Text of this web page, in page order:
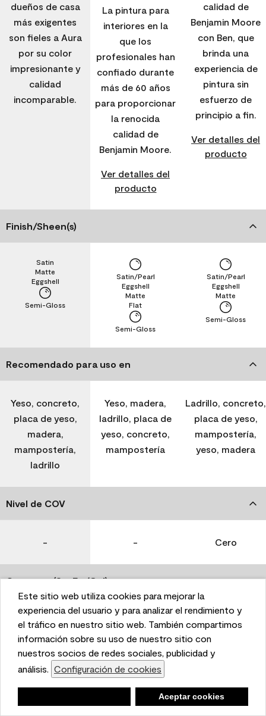
This website uses cookies to enhance user experience
and to analyze performance and traffic on our website.
We also share information about your use of our site
with our social media, advertising, and analytics
partners. Cookie Settings
Accept Cookies
Este sitio web utiliza cookies para mejorar la
experiencia del usuario y para analizar el rendimiento y
el tráfico en nuestro sitio web. También compartimos
información sobre su uso de nuestro sitio con
nuestros socios de redes sociales, publicidad y
análisis. Configuración de cookies
Aceptar cookies
dueños de casa
más exigentes
son fieles a Aura
por su color
impresionante y
calidad
incomparable.
La pintura para
interiores en la
que los
profesionales han
confiado durante
más de 60 años
para proporcionar
la renocida
calidad de
Benjamin Moore.
Ver detalles del
producto
calidad de
Benjamin Moore
con Ben, que
brinda una
experiencia de
pintura sin
esfuerzo de
principio a fin.
Ver detalles del
producto
Finish/Sheen(s)
Semi-Gloss
Eggshell
Matte
Satin
Semi-Gloss
Flat
Matte
Eggshell
Satin/Pearl
Semi-Gloss
Matte
Eggshell
Satin/Pearl
Recomendado para uso en
Yeso, concreto,
placa de yeso,
madera,
mampostería,
ladrillo
Yeso, madera,
ladrillo, placa de
yeso, concreto,
mampostería
Ladrillo, concreto,
placa de yeso,
mampostería,
yeso, madera
Nivel de COV
- - Cero
Coverage (Sq. Ft./Gal)
350-400 400-450 400-450
Tiempo de secado
1 hora